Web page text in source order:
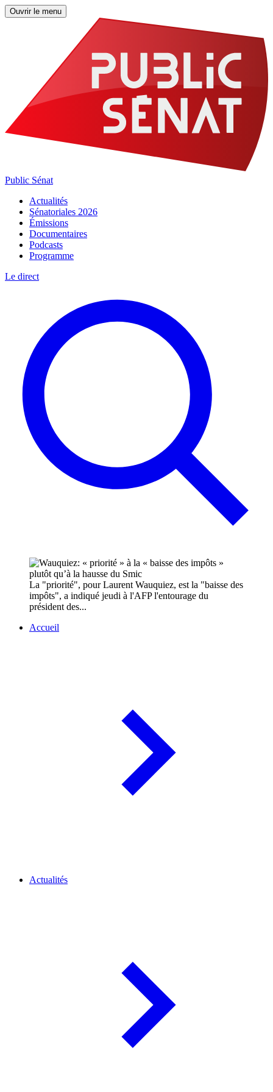
Ouvrir le menu
Public Sénat
Actualités
Sénatoriales 2026
Émissions
Documentaires
Podcasts
Programme
Le direct
La "priorité", pour Laurent Wauquiez, est la "baisse des
impôts", a indiqué jeudi à l'AFP l'entourage du
président des...
Accueil
Actualités